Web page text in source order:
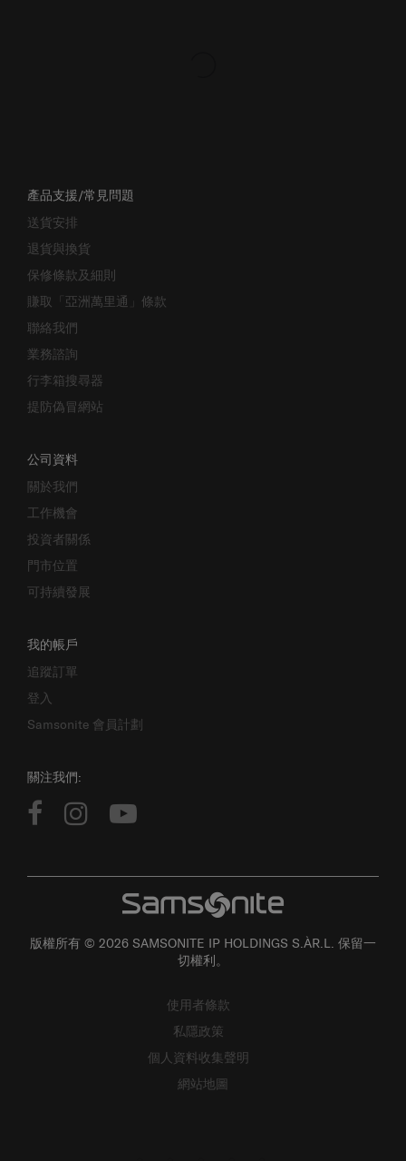
產品支援/常見問題
送貨安排
退貨與換貨
保修條款及細則
賺取「亞洲萬里通」條款
聯絡我們
業務諮詢
行李箱搜尋器
提防偽冒網站
公司資料
關於我們
工作機會
投資者關係
門市位置
可持續發展
我的帳戶
追蹤訂單
登入
Samsonite 會員計劃
關注我們:
版權所有 © 2026 SAMSONITE IP HOLDINGS S.ÀR.L. 保留一
切權利。
使用者條款
私隱政策
個人資料收集聲明
網站地圖